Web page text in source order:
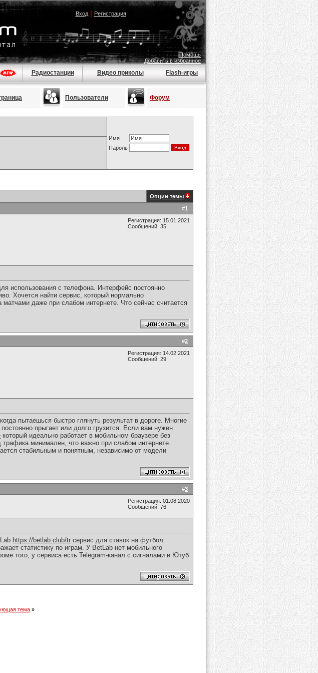
Вход| Регистрация
Помощь
Добавить в избранное
Радиостанции Видео приколы Flash-игры
Пользователи Форум
Имя
Пароль
Опции темы
#1
Регистрация: 15.01.2021
Сообщений: 35
использования с телефона. Интерфейс постоянно
Хочется найти сервис, который нормально
даже при слабом интернете. Что сейчас считается
#2
Регистрация: 14.02.2021
Сообщений: 29
пытаешься быстро глянуть результат в дороге. Многие
прыгает или долго грузится. Если вам нужен
который идеально работает в мобильном браузере без
минимален, что важно при слабом интернете.
стабильным и понятным, независимо от модели
#3
Регистрация: 01.08.2020
Сообщений: 76
https://betlab.club/tr сервис для ставок на футбол.
статистику по играм. У BetLab нет мобильного
того, у сервиса есть Telegram-канал с сигналами и Ютуб
тема »